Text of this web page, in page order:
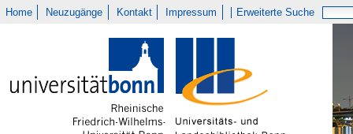
Home Neuzugänge Kontakt Impressum Erweiterte Suche